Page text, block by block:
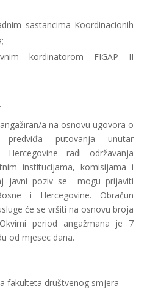
sastancima Koordinacionih
kordinatorom FIGAP II
a na osnovu ugovora o
predviđa putovanja unutar
radi održavanja
institucijama, komisijama i
javni poziv se mogu prijaviti
i Hercegovine. Obračun
će se vršiti na osnovu broja
period angažmana je 7
od mjesec dana.
fakulteta društvenog smjera